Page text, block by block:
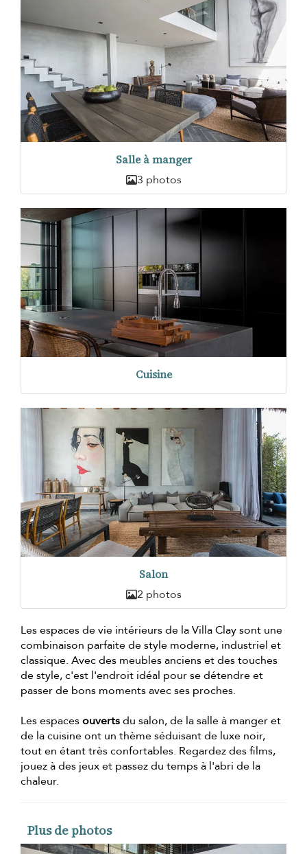
Salle à manger
3 photos
Cuisine
Salon
2 photos
Les espaces de vie intérieurs de la Villa Clay sont une
combinaison parfaite de style moderne, industriel et
classique. Avec des meubles anciens et des touches
de style, c'est l'endroit idéal pour se détendre et
passer de bons moments avec ses proches.
Les espacesouvertsdu salon, de la salle à manger et
de la cuisine ont un thème séduisant de luxe noir,
tout en étant très confortables. Regardez des films,
jouez à des jeux et passez du temps à l'abri de la
chaleur.
Plus de photos